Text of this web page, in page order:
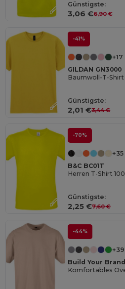
Günstigste:
3,06 €6,90 €
-41%
+17
GILDAN GN3000
Baumwoll-T-
Günstigste:
2,01 €3,44 €
-70%
+35
B&C BC01T
Herren T-Shirt
Günstigste:
2,25 €7,60 €
-44%
+39
Build Your Brand
Komfortables